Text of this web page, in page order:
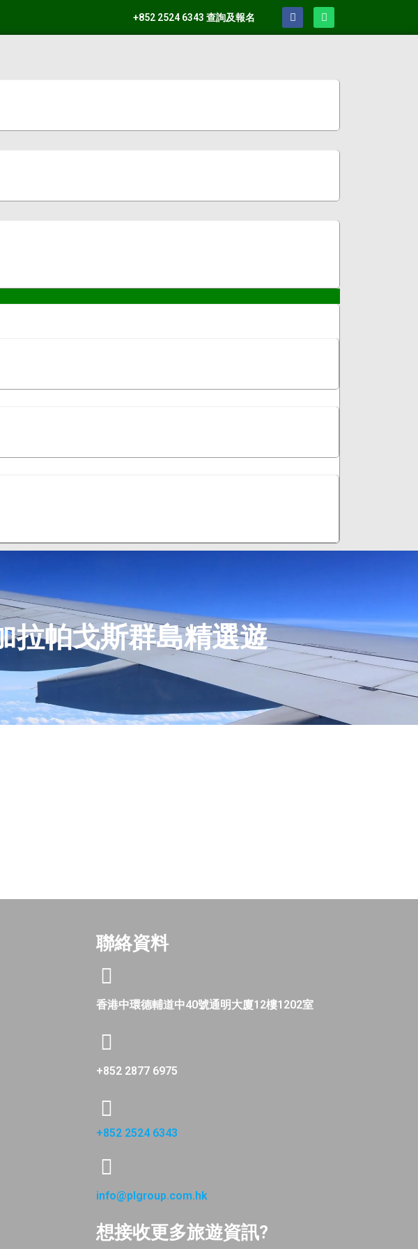
+852 2524 6343 查詢及報名
拉帕戈斯群島精選遊
聯絡資料
香港中環德輔道中40號通明大廈12樓1202室
+852 2877 6975
+852 2524 6343
info@plgroup.com.hk
想接收更多旅遊資訊?